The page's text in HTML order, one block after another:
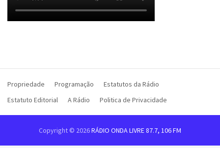
Propriedade Programação
Estatutos da Rádio
Estatuto Editorial
A Rádio Politica de Privacidade
Copyright © 2026RÁDIO ONDA LIVRE 87.7, 106 FM